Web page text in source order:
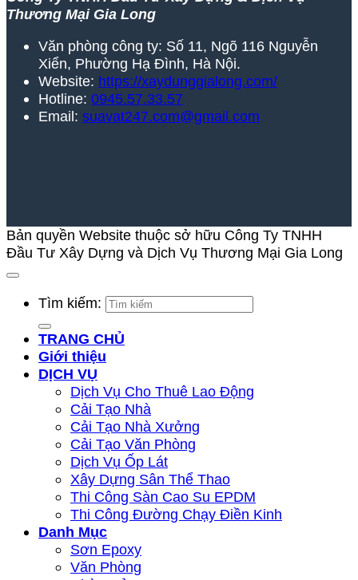
Thương Mại Gia Long
Văn phòng công ty: Số 11, Ngõ 116 Nguyễn
Xiển, Phường Hạ Đình, Hà Nội.
Website: https://xaydunggialong.com/
Hotline: 0945.57.33.57
Email: suavat247.com@gmail.com
Bản quyền Website thuộc sở hữu Công Ty TNHH
Đầu Tư Xây Dựng và Dịch Vụ Thương Mại Gia Long
Tìm kiếm:
TRANG CHỦ
Giới thiệu
DỊCH VỤ
Dịch Vụ Cho Thuê Lao Động
Cải Tạo Nhà
Cải Tạo Nhà Xưởng
Cải Tạo Văn Phòng
Dịch Vụ Ốp Lát
Xây Dựng Sân Thể Thao
Thi Công Sàn Cao Su EPDM
Thi Công Đường Chạy Điền Kinh
Danh Mục
Sơn Epoxy
Văn Phòng